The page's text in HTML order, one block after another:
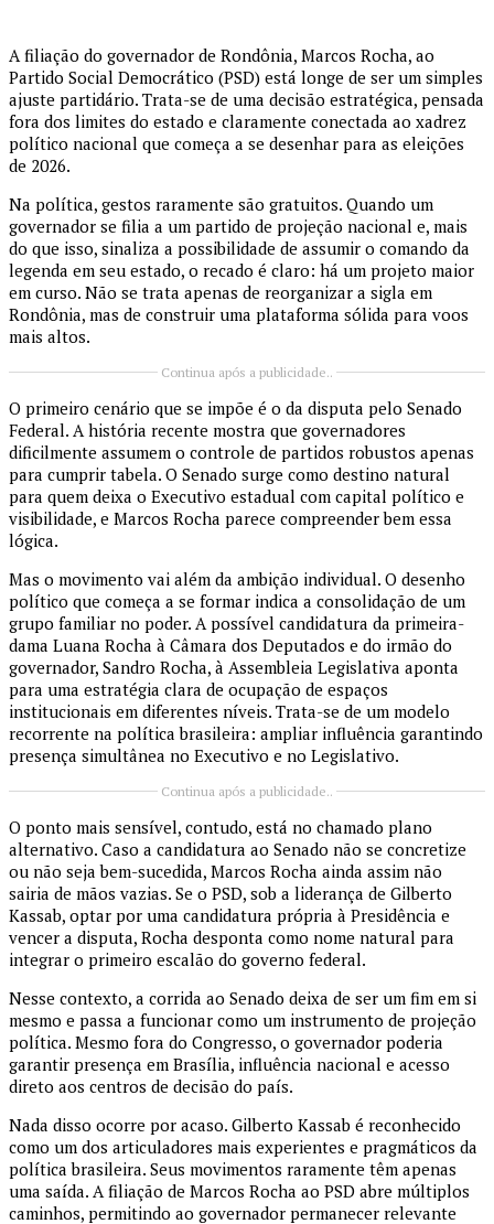
A filiação do governador de Rondônia, Marcos Rocha, ao
Partido Social Democrático (PSD) está longe de ser um simples
ajuste partidário. Trata-se de uma decisão estratégica, pensada
fora dos limites do estado e claramente conectada ao xadrez
político nacional que começa a se desenhar para as eleições
de 2026.
Na política, gestos raramente são gratuitos. Quando um
governador se filia a um partido de projeção nacional e, mais
do que isso, sinaliza a possibilidade de assumir o comando da
legenda em seu estado, o recado é claro: há um projeto maior
em curso. Não se trata apenas de reorganizar a sigla em
Rondônia, mas de construir uma plataforma sólida para voos
mais altos.
Continua após a publicidade..
O primeiro cenário que se impõe é o da disputa pelo Senado
Federal. A história recente mostra que governadores
dificilmente assumem o controle de partidos robustos apenas
para cumprir tabela. O Senado surge como destino natural
para quem deixa o Executivo estadual com capital político e
visibilidade, e Marcos Rocha parece compreender bem essa
lógica.
Mas o movimento vai além da ambição individual. O desenho
político que começa a se formar indica a consolidação de um
grupo familiar no poder. A possível candidatura da primeira-
dama Luana Rocha à Câmara dos Deputados e do irmão do
governador, Sandro Rocha, à Assembleia Legislativa aponta
para uma estratégia clara de ocupação de espaços
institucionais em diferentes níveis. Trata-se de um modelo
recorrente na política brasileira: ampliar influência garantindo
presença simultânea no Executivo e no Legislativo.
Continua após a publicidade..
O ponto mais sensível, contudo, está no chamado plano
alternativo. Caso a candidatura ao Senado não se concretize
ou não seja bem-sucedida, Marcos Rocha ainda assim não
sairia de mãos vazias. Se o PSD, sob a liderança de Gilberto
Kassab, optar por uma candidatura própria à Presidência e
vencer a disputa, Rocha desponta como nome natural para
integrar o primeiro escalão do governo federal.
Nesse contexto, a corrida ao Senado deixa de ser um fim em si
mesmo e passa a funcionar como um instrumento de projeção
política. Mesmo fora do Congresso, o governador poderia
garantir presença em Brasília, influência nacional e acesso
direto aos centros de decisão do país.
Nada disso ocorre por acaso. Gilberto Kassab é reconhecido
como um dos articuladores mais experientes e pragmáticos da
política brasileira. Seus movimentos raramente têm apenas
uma saída. A filiação de Marcos Rocha ao PSD abre múltiplos
caminhos, permitindo ao governador permanecer relevante